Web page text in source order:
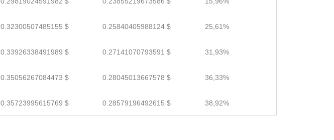
0.32300507485155 $ 0.25840405988124 $ 25,61%
0.33926338491989 $ 0.27141070793591 $ 31,93%
0.35056267084473 $ 0.28045013667578 $ 36,33%
0.35723995615769 $ 0.28579196492615 $ 38,92%